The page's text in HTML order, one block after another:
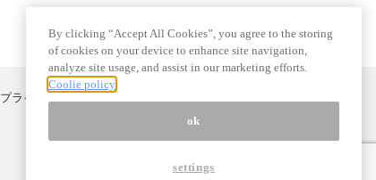
プライバシーポリシー
By clicking “Accept All Cookies”, you agree to the storing
of cookies on your device to enhance site navigation,
analyze site usage, and assist in our marketing efforts.
Coolie policy
ok
settings